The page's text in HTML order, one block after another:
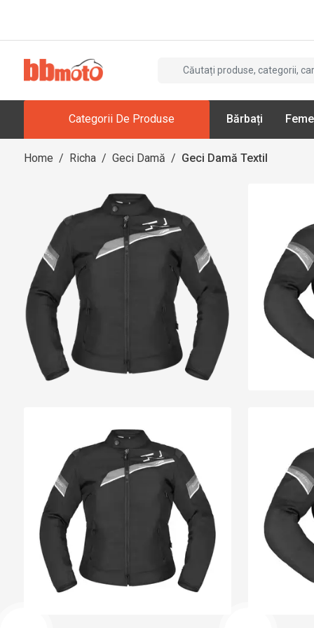
Categorii De Produse Bărbați
Home / Richa / Geci Damă / Geci Damă Textil